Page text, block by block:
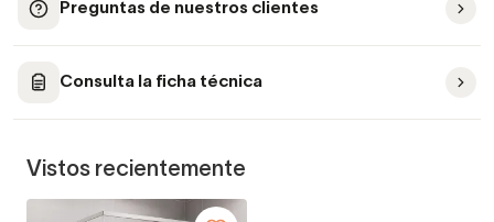
Preguntas de nuestros clientes
Consulta la ficha técnica
Vistos recientemente